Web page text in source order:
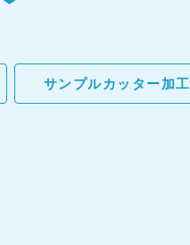
サンプルカッター加工